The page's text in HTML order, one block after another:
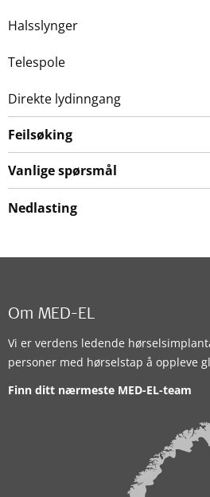
Halsslynger
Telespole
Direkte lydinngang
Feilsøking
Vanlige spørsmål
Nedlasting
Om MED-EL
Vi er verdens ledende
personer med hørselstap å oppleve
Finn ditt nærmeste MED-EL-team